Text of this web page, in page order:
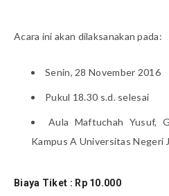
Acara ini akan dilaksanakan pada:
Senin, 28 November 2016
Pukul 18.30 s.d. selesai
Aula Maftuchah Yusuf,
Kampus A Universitas Negeri
Biaya Tiket : Rp 10.000